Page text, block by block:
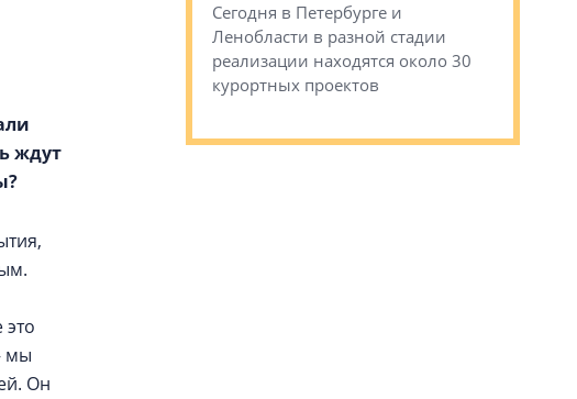
ждут
мы
Он
Сегодня в Петербурге и
Ленобласти в разной стадии
реализации находятся около 30
курортных проектов